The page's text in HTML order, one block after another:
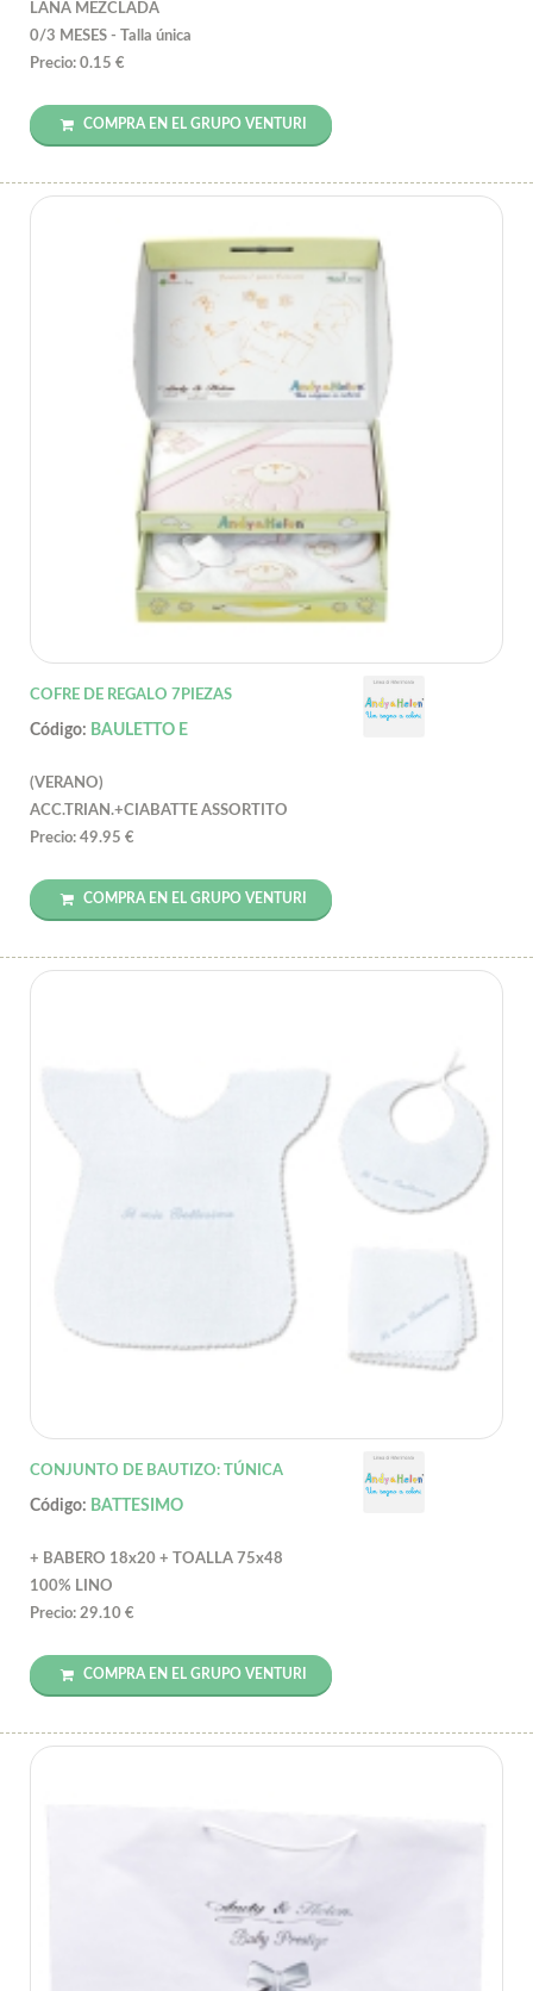
LANA MEZCLADA
0/3 MESES - Talla única
Precio: 0.15 €
COMPRA EN EL GRUPO VENTURI
COFRE DE REGALO 7PIEZAS
Código: BAULETTO E
(VERANO)
ACC.TRIAN.+CIABATTE ASSORTITO
Precio: 49.95 €
COMPRA EN EL GRUPO VENTURI
CONJUNTO DE BAUTIZO: TÚNICA
Código: BATTESIMO
+ BABERO 18x20 + TOALLA 75x48
100% LINO
Precio: 29.10 €
COMPRA EN EL GRUPO VENTURI